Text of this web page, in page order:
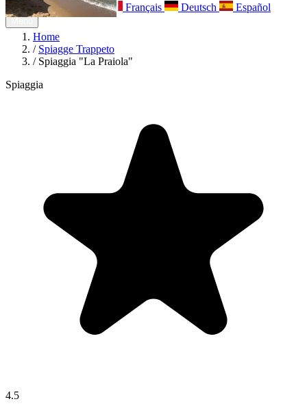
Italiano English Français Deutsch Español
Home
/ Spiagge Trappeto
/ Spiaggia "La Praiola"
Spiaggia
4.5